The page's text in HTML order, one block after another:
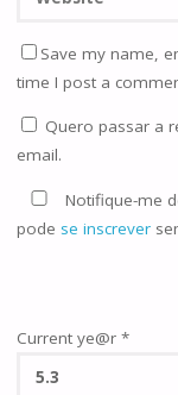
Save my name,
time I post a
Quero passar a
email.
Notifique-me
pode se inscrever
Current ye@r *